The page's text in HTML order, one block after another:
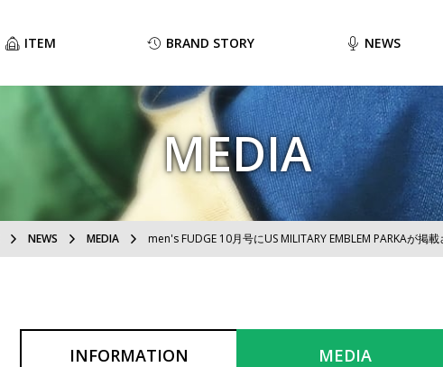
ITEM BRAND STORY NEWS
MEDIA
NEWS MEDIA men's FUDGE 10月号にUS MILITARY EMBLEM PARKAが掲載
INFORMATION MEDIA